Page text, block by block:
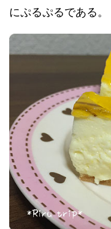
にぷるぷるである。